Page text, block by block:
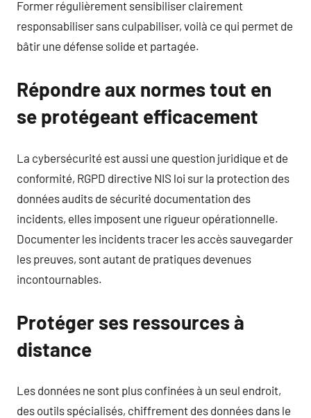
Former régulièrement sensibiliser clairement
responsabiliser sans culpabiliser, voilà ce qui permet de
bâtir une défense solide et partagée.
Répondre aux normes tout en
se protégeant efficacement
La cybersécurité est aussi une question juridique et de
conformité, RGPD directive NIS loi sur la protection des
données audits de sécurité documentation des
incidents, elles imposent une rigueur opérationnelle.
Documenter les incidents tracer les accès sauvegarder
les preuves, sont autant de pratiques devenues
incontournables.
Protéger ses ressources à
distance
Les données ne sont plus confinées à un seul endroit,
des outils spécialisés, chiffrement des données dans le